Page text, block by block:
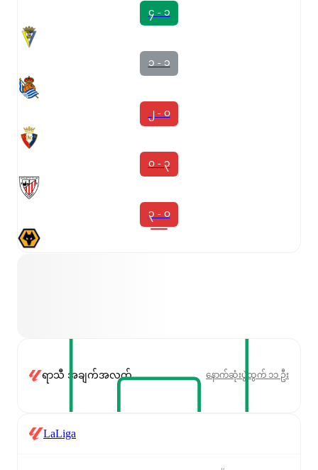
၄ - ၁
၁ - ၁
၂ - ၀
၀ - ၃
၃ - ၀
ရာသီ အချက်အလက် နောက်ဆုံးပွဲထွက် ၁၁ ဦး
LaLiga